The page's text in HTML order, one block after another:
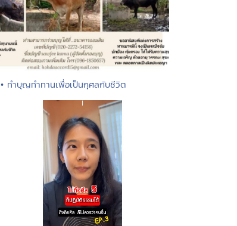
• ทำบุญทำทานเพื่อเป็นกุศลกับชีวิต